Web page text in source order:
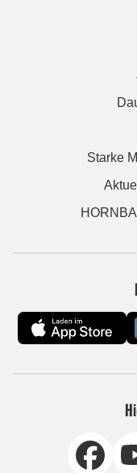
Starke